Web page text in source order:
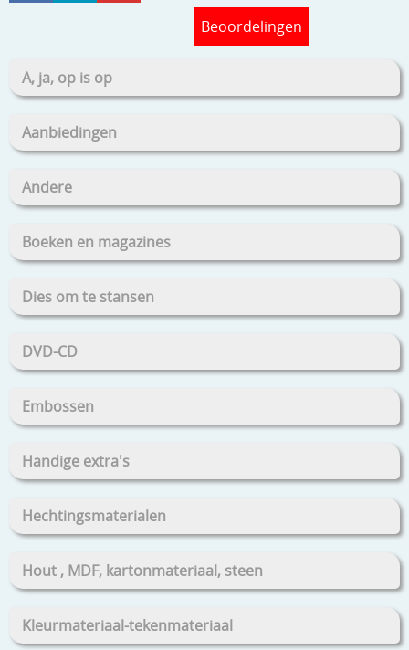
Beoordelingen
A, ja, op is op
Aanbiedingen
Andere
Boeken en magazines
Dies om te stansen
DVD-CD
Embossen
Handige extra's
Hechtingsmaterialen
Hout , MDF, kartonmateriaal, steen
Kleurmateriaal-tekenmateriaal